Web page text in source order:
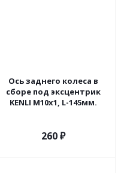
Ось заднего колеса в
сборе под эксцентрик
KENLI M10x1, L-145мм.
260₽